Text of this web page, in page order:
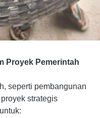
Proyek Pemerintah
seperti pembangunan
strategis